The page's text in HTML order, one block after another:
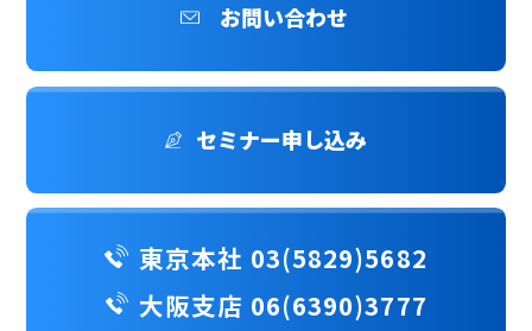
お問い合わせ
セミナー申し込み
東京本社 03(5829)5682
大阪支店 06(6390)3777